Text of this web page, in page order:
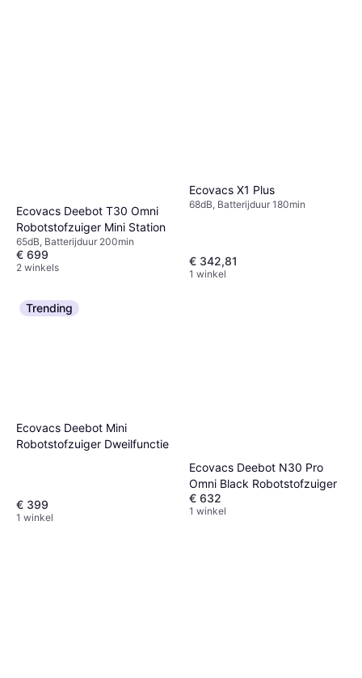
Ecovacs Deebot T30 Omni
Robotstofzuiger Mini Station
65dB, Batterijduur 200min
€ 699
2 winkels
Ecovacs X1 Plus
68dB, Batterijduur 180min
€ 342,81
1 winkel
Trending
Ecovacs Deebot Mini
Robotstofzuiger Dweilfunctie
€ 399
1 winkel
Ecovacs Deebot N30 Pro
Omni Black Robotstofzuiger
€ 632
1 winkel